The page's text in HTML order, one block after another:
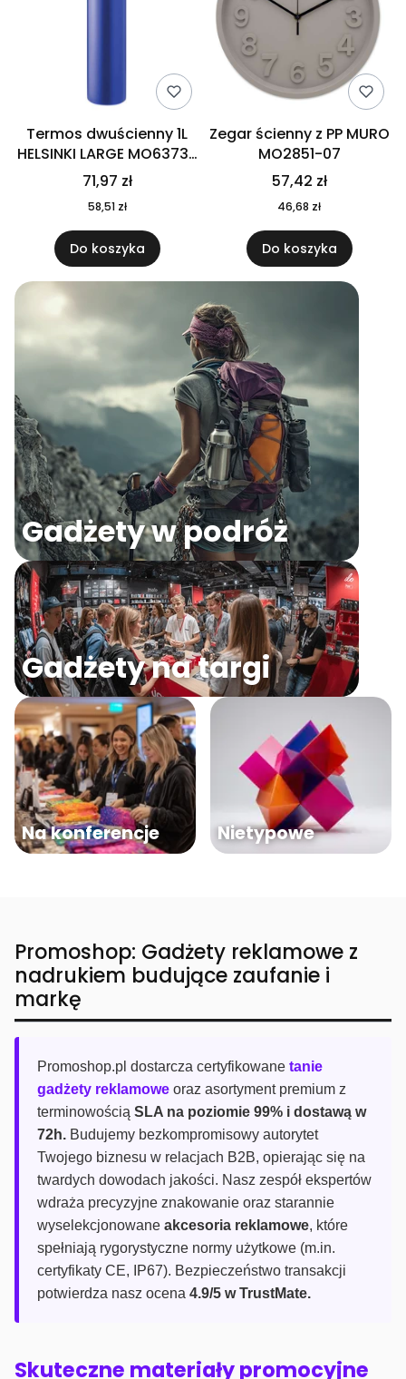
Termos dwuścienny 1L
HELSINKI LARGE MO6373-
04
71,97 zł
58,51 zł
Do koszyka
Zegar ścienny z PP MURO
MO2851-07
57,42 zł
46,68 zł
Do koszyka
Gadżety w podróż
Gadżety na targi
Na konferencje Nietypowe
Promoshop: Gadżety reklamowe z
nadrukiem budujące zaufanie i
markę
Promoshop.pl dostarcza certyfikowane tanie
gadżety reklamowe oraz asortyment premium z
terminowością SLA na poziomie 99% i dostawą w
72h. Budujemy bezkompromisowy autorytet
Twojego biznesu w relacjach B2B, opierając się na
twardych dowodach jakości. Nasz zespół ekspertów
wdraża precyzyjne znakowanie oraz starannie
wyselekcjonowane akcesoria reklamowe, które
spełniają rygorystyczne normy użytkowe (m.in.
certyfikaty CE, IP67). Bezpieczeństwo transakcji
potwierdza nasz ocena 4.9/5 w TrustMate.
Skuteczne materiały promocyjne